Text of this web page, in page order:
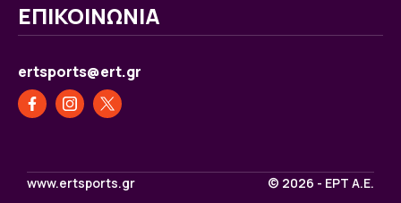
ΕΠΙΚΟΙΝΩΝΙΑ
ertsports@ert.gr
www.ertsports.gr © 2026 - ΕΡΤ Α.Ε.